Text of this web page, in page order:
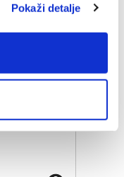
Pokaži detalje